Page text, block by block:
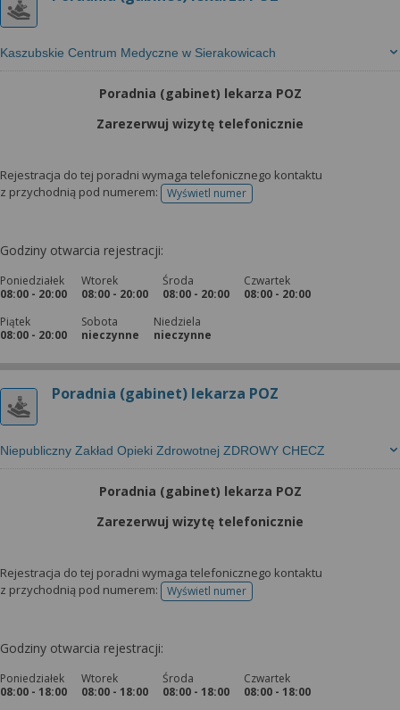
Kaszubskie Centrum Medyczne w Sierakowicach
Poradnia (gabinet) lekarza POZ
Zarezerwuj wizytę telefonicznie
Rejestracja do tej poradni wymaga telefonicznego kontaktu
z przychodnią pod numerem:
Wyświetl numertelefonu do rejestracji
Godziny otwarcia rejestracji:
Poniedziałek
08:00 - 20:00
Wtorek
08:00 - 20:00
Środa
08:00 - 20:00
Czwartek
08:00 - 20:00
Piątek
08:00 - 20:00
Sobota
nieczynne
Niedziela
nieczynne
Poradnia (gabinet) lekarza POZ
Niepubliczny Zakład Opieki Zdrowotnej ZDROWY CHECZ
Poradnia (gabinet) lekarza POZ
Zarezerwuj wizytę telefonicznie
Rejestracja do tej poradni wymaga telefonicznego kontaktu
z przychodnią pod numerem:
Wyświetl numertelefonu do rejestracji
Godziny otwarcia rejestracji:
Poniedziałek
08:00 - 18:00
Wtorek
08:00 - 18:00
Środa
08:00 - 18:00
Czwartek
08:00 - 18:00